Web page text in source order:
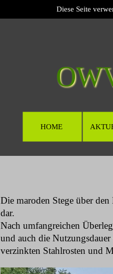
Diese Seite
HOME
Die maroden Stege über
dar.
Nach umfangreichen
und auch die
verzinkten Stahlrosten und